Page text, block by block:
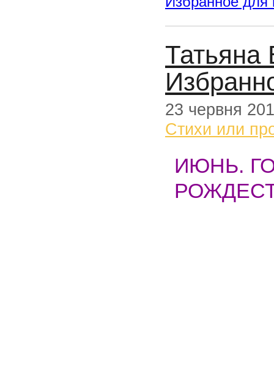
Татьяна
23 червня
Стихи или
ИЮНЬ.